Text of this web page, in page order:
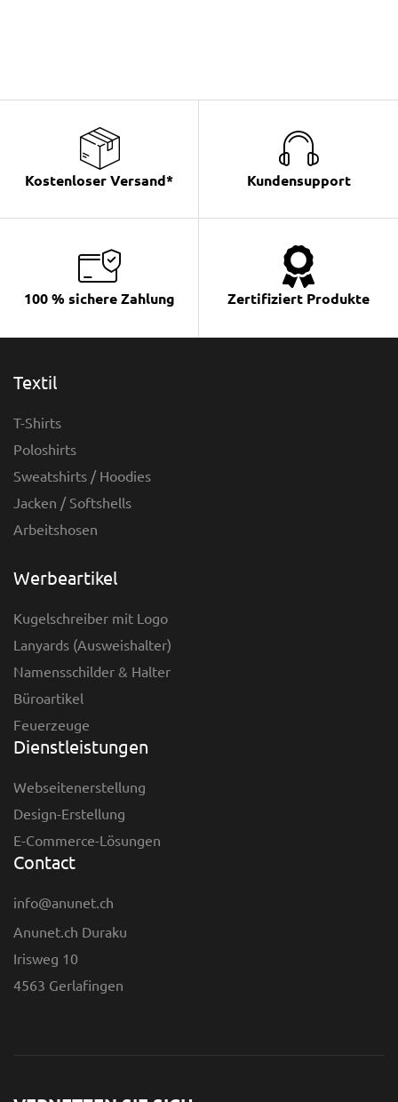
Kostenloser Versand* Kundensupport
100 % sichere Zahlung Zertifiziert Produkte
Textil
T-Shirts
Poloshirts
Sweatshirts / Hoodies
Jacken / Softshells
Arbeitshosen
Werbeartikel
Kugelschreiber mit Logo
Lanyards (Ausweishalter)
Namensschilder & Halter
Büroartikel
Feuerzeuge
Dienstleistungen
Webseitenerstellung
Design-Erstellung
E-Commerce-Lösungen
Contact
info@anunet.ch
Anunet.ch Duraku
Irisweg 10
4563 Gerlafingen